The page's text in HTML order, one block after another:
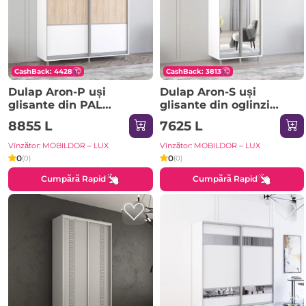
CashBack: 4428
Dulap Aron-P uși
glisante din PAL
orizontal (190x60x200H
cm) Sonoma
8855 L
Vînzător: MOBILDOR – LUX
0(0)
Cumpără Rapid
CashBack: 3813
Dulap Aron-S uși
glisante din oglinzi
(100x60x240H cm)
Sonoma
7625 L
Vînzător: MOBILDOR – LUX
0(0)
Cumpără Rapid